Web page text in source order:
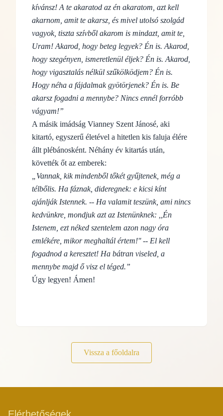
kívánsz! A te akaratod az én akaratom, azt kell
akarnom, amit te akarsz, és mivel utolsó szolgád
vagyok, tiszta szívből akarom is mindazt, amit te,
Uram! Akarod, hogy beteg legyek? Én is. Akarod,
hogy szegényen, ismeretlenül éljek? Én is. Akarod,
hogy vigasztalás nélkül szűkölködjem? Én is.
Hogy néha a fájdalmak gyötörjenek? Én is. Be
akarsz fogadni a mennybe? Nincs ennél forróbb
vágyam!”
A másik imádság Vianney Szent Jánosé, aki
kitartó, egyszerű életével a hitetlen kis faluja élére
állt plébánosként. Néhány év kitartás után,
követték őt az emberek:
„Vannak, kik mindenből tőkét gyűjtenek, még a
télbőlis. Ha fáznak, dideregnek: e kicsi kínt
ajánlják Istennek. -- Ha valamit teszünk, ami nincs
kedvünkre, mondjuk azt az Istenünknek: ,,Én
Istenem, ezt néked szentelem azon nagy óra
emlékére, mikor meghaltál értem!'' -- El kell
fogadnod a keresztet! Ha bátran viseled, a
mennybe majd ő visz el téged.”
Úgy legyen! Ámen!
Vissza a főoldalra